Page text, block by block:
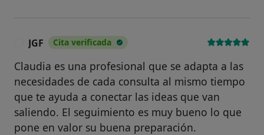
JGF Cita verificada
Claudia es una profesional que se adapta a las
necesidades de cada consulta al mismo tiempo
que te ayuda a conectar las ideas que van
saliendo. El seguimiento es muy bueno lo que
pone en valor su buena preparación.
No, pero lo consideraría
No, y no confío en ello
Continuar